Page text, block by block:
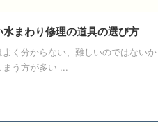
まわり修理の道具の選び方
く分からない、難しいのではない
まう方が多い ...